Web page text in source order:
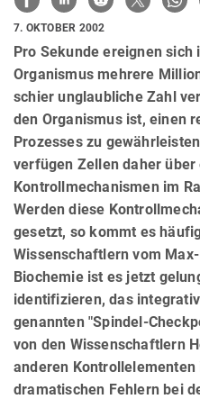
7. OKTOBER 2002
Pro Sekunde ereignen sich
Organismus mehrere
schier unglaubliche Zahl
den Organismus ist, einen
Prozesses zu
verfügen Zellen daher
Kontrollmechanismen im
Werden diese
gesetzt, so kommt es
Wissenschaftlern vom
Biochemie ist es jetzt
identifizieren, das
genannten "Spindel-
von den Wissenschaftlern
anderen
dramatischen Fehlern bei